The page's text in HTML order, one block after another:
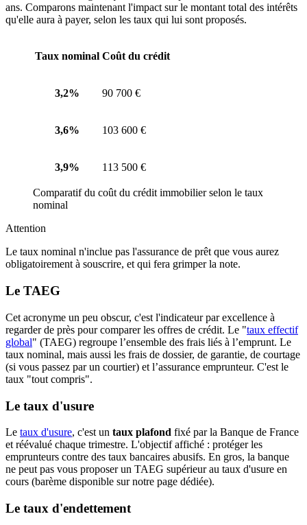
ans. Comparons maintenant l'impact sur le montant total des intérêts
qu'elle aura à payer, selon les taux qui lui sont proposés.
Taux nominal Coût du crédit
3,2% 90 700 €
3,6% 103 600 €
3,9% 113 500 €
Comparatif du coût du crédit immobilier selon le taux
nominal
Attention
Le taux nominal n'inclue pas l'assurance de prêt que vous aurez
obligatoirement à souscrire, et qui fera grimper la note.
Le TAEG
Cet acronyme un peu obscur, c'est l'indicateur par excellence à
regarder de près pour comparer les offres de crédit. Le "taux effectif
global" (TAEG) regroupe l’ensemble des frais liés à l’emprunt. Le
taux nominal, mais aussi les frais de dossier, de garantie, de courtage
(si vous passez par un courtier) et l’assurance emprunteur. C'est le
taux "tout compris".
Le taux d'usure
Le taux d'usure, c'est un taux plafond fixé par la Banque de France
et réévalué chaque trimestre. L'objectif affiché : protéger les
emprunteurs contre des taux bancaires abusifs. En gros, la banque
ne peut pas vous proposer un TAEG supérieur au taux d'usure en
cours (barème disponible sur notre page dédiée).
Le taux d'endettement